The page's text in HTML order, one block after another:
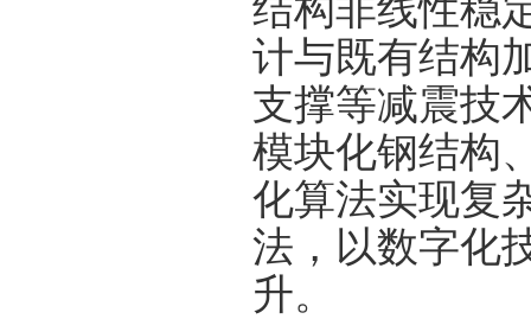
结构非线性稳
计与既有结构
支撑等减震技
模块化钢结构
化算法实现复
法，以数字化
升。